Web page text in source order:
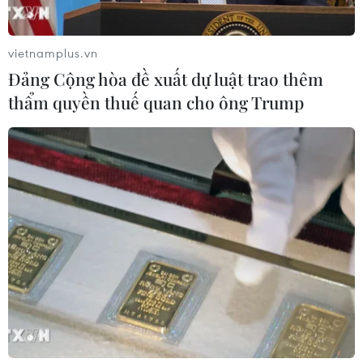
06/08/2026 00:06
Liên hợp quốc: Xung đột Ukraine trải
qua tháng đẫm máu nhất
05/08/2026 23:47
Đức điều tra vụ UAV gắn thuốc nổ
xuất hiện tại sân bay
05/08/2026 23:43
Bất ổn địa chính trị kìm hãm tăng
trưởng Eurozone
vietnamplus.vn
Đảng Cộng hòa đề xuất dự luật trao thêm
thẩm quyền thuế quan cho ông Trump